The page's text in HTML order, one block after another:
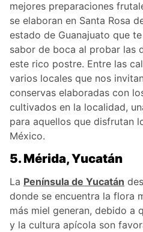
mejores preparaciones
se elaboran en Santa Rosa
estado de Guanajuato que
sabor de boca al probar las
este rico postre. Entre las
varios locales que nos
conservas elaboradas con
cultivados en la localidad,
para aquellos que disfrutan
México.
5. Mérida, Yucatán
La Península de Yucatán
donde se encuentra la flora
más miel generan, debido a
y la cultura apícola son